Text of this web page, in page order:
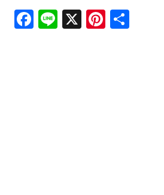
F Li X Pi